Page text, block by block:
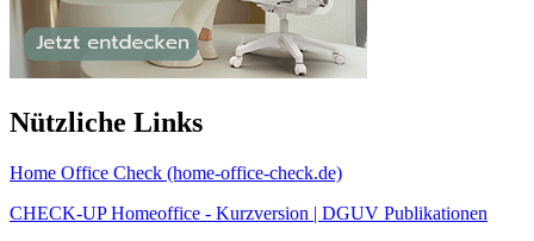
Nützliche Links
Home Office Check (home-office-check.de)
CHECK-UP Homeoffice - Kurzversion | DGUV Publikationen